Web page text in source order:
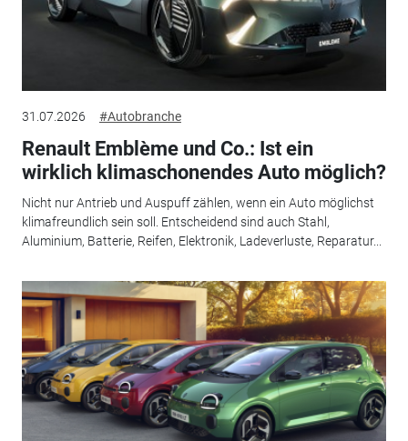
31.07.2026 #Autobranche
Renault Emblème und Co.: Ist ein
wirklich klimaschonendes Auto möglich?
Nicht nur Antrieb und Auspuff zählen, wenn ein Auto möglichst
klimafreundlich sein soll. Entscheidend sind auch Stahl,
Aluminium, Batterie, Reifen, Elektronik, Ladeverluste, Reparatur...